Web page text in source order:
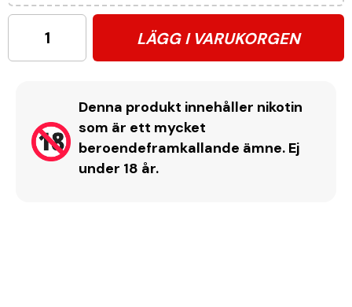
LÄGG I VARUKORGEN
Denna produkt innehåller nikotin
som är ett mycket
beroendeframkallande ämne. Ej
under 18 år.